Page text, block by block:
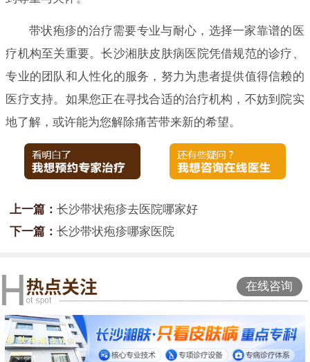
带状疱疹的治疗需要专业与耐心，选择一家靠谱的医
疗机构至关重要。长沙湘肤皮肤病医院凭借规范的诊疗、
专业的团队和人性化的服务，努力为患者提供值得信赖的
医疗支持。如果您正在寻找合适的治疗机构，不妨到院实
地了解，或许能为您解除痛苦带来新的希望。
上一篇： 长沙带状疱疹去医院哪家好
下一篇： 长沙带状疱疹哪家医院
在线咨询